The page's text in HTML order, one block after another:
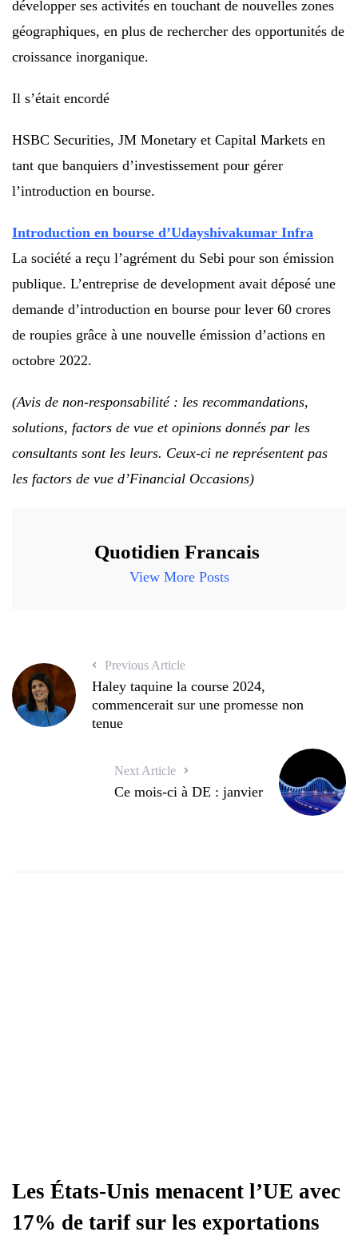
développer ses activités en touchant de nouvelles zones
géographiques, en plus de rechercher des opportunités de
croissance inorganique.
Il s’était encordé
HSBC Securities, JM Monetary et Capital Markets en
tant que banquiers d’investissement pour gérer
l’introduction en bourse.
Introduction en bourse d’Udayshivakumar Infra
La société a reçu l’agrément du Sebi pour son émission
publique. L’entreprise de development avait déposé une
demande d’introduction en bourse pour lever 60 crores
de roupies grâce à une nouvelle émission d’actions en
octobre 2022.
(Avis de non-responsabilité : les recommandations,
solutions, factors de vue et opinions donnés par les
consultants sont les leurs. Ceux-ci ne représentent pas
les factors de vue d’Financial Occasions)
Quotidien Francais
View More Posts
Previous Article
Haley taquine la course 2024,
commencerait sur une promesse non
tenue
Next Article
Ce mois-ci à DE : janvier
Les États-Unis menacent l’UE avec
17% de tarif sur les exportations